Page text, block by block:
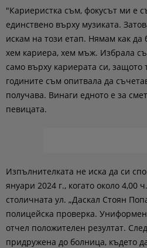
"Кариеристка съм, фокусът ми е
единствено върху музиката.
искам на този етап. Нямам как да
хем кариера, хем мъж. Избрала
само върху кариерата си, защото
годините съм опитвала да
получава. Винаги едното е за
певицата.
Изпълнителката не иска да си
януари 2024 г., когато около 4,00
столичната ул. „Даскал Стоян
полицейска проверка.
отчел положителен резултат.
придружена до болница, където